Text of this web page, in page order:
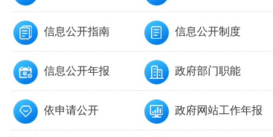
信息公开指南 信息公开制度
信息公开年报 政府部门职能
依申请公开 政府网站工作年报